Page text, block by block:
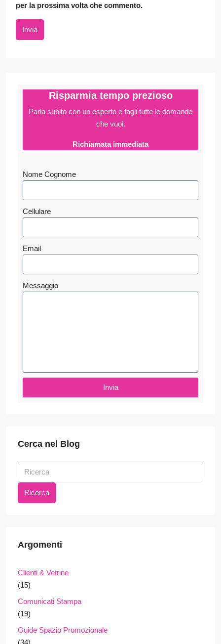
per la prossima volta che commento.
Invia
Risparmia tempo prezioso
Parla subito con un esperto e fagli tutte le domande
che vuoi.
Richiamata immediata
Nome Cognome
Cellulare
Email
Messaggio
Invia
Cerca nel Blog
Ricerca
Argomenti
Clienti & Vetrine
(15)
Comunicati Stampa
(19)
Guide Spazio Promozionale
(34)